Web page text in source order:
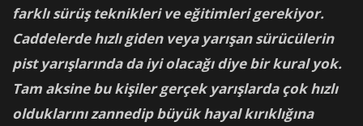
farklı sürüş teknikleri ve eğitimleri gerekiyor.
Caddelerde hızlı giden veya yarışan sürücülerin
pist yarışlarında da iyi olacağı diye bir kural yok.
Tam aksine bu kişiler gerçek yarışlarda çok hızlı
olduklarını zannedip büyük hayal kırıklığına